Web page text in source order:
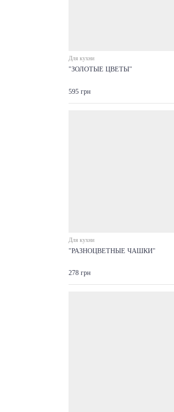
Для кухни
"ЗОЛОТЫЕ ЦВЕТЫ"
595 грн
Для кухни
"РАЗНОЦВЕТНЫЕ ЧАШКИ"
278 грн